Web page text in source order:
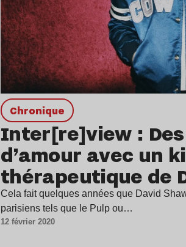
chronique
Inter[re]view :
d’amour avec un
thérapeutique de
Cela fait quelques années que David
parisiens tels que le Pulp ou…
12 février 2020